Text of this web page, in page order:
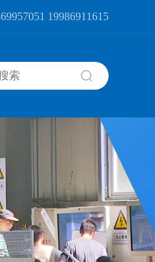
厅安全生产培训机构
19986911615